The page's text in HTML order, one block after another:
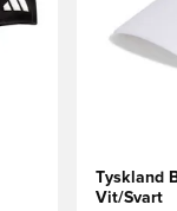
Tyskland
Vit/Svart